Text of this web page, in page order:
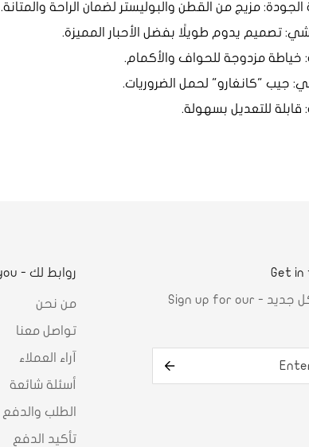
الجودة: مزيج من القطن والبوليستر لضمان الراحة والمتانة.
تصميم يدوم طويلًا بفضل الأحبار المميزة.
خياطة مزدوجة للحواف والأكمام.
جيب "كانغارو" لحمل الضروريات.
قابلة للتعديل بسهولة.
اشترك معنا ليصلك كل جديد - Sign up for our
روابط لك - links For you
من نحن
تواصل معنا
آراء العملاء
أسئلة شائعة
الطلب والدفع
تأكيد الدفع